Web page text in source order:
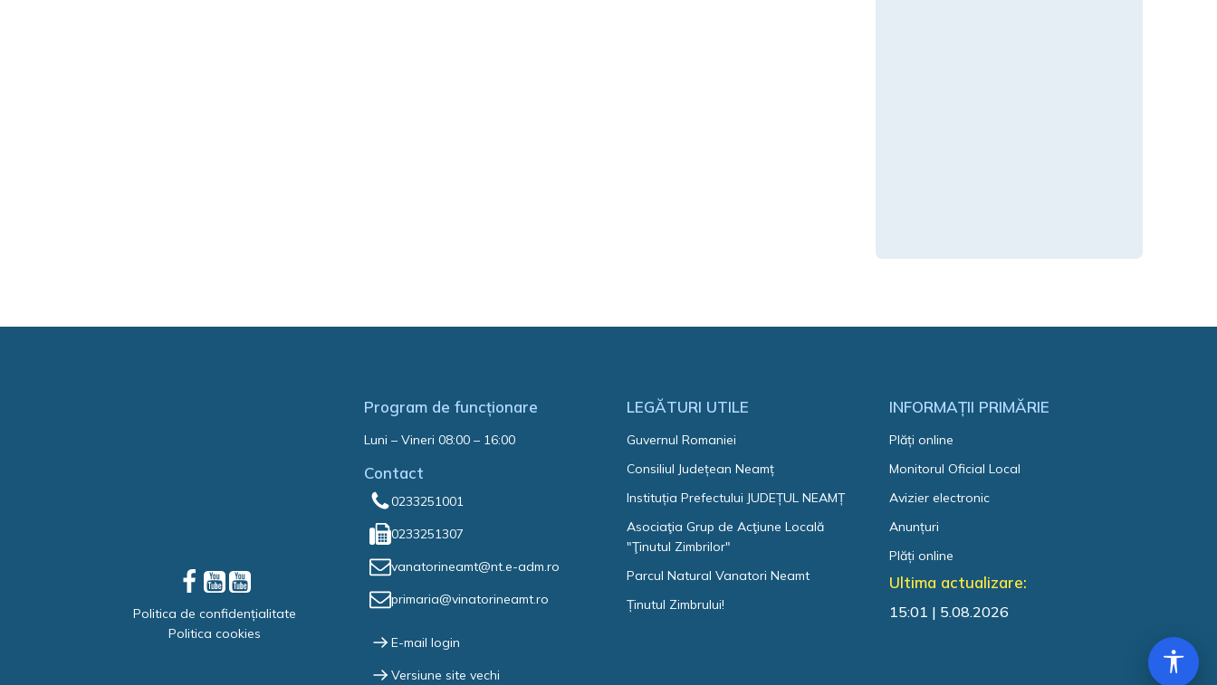
Politica de confidențialitate
Politica cookies
Program de funcționare
Luni – Vineri 08:00 – 16:00
Contact
0233251001
0233251307
vanatorineamt@nt.e-adm.ro
primaria@vinatorineamt.ro
E-mail login
Versiune site vechi
LEGĂTURI UTILE
Guvernul Romaniei
Consiliul Județean Neamț
Instituția Prefectului JUDEȚUL NEAMȚ
Asociaţia Grup de Acţiune Locală
"Ţinutul Zimbrilor"
Parcul Natural Vanatori Neamt
Ținutul Zimbrului!
INFORMAȚII PRIMĂRIE
Plăți online
Monitorul Oficial Local
Avizier electronic
Anunțuri
Plăți online
Ultima actualizare:
15:01 | 5.08.2026